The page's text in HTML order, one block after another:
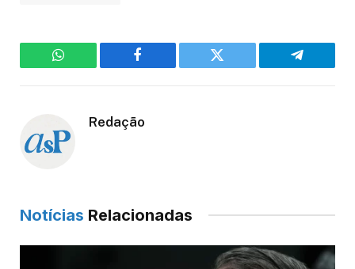
WhatsApp Facebook Twitter Telegram
Redação
Notícias Relacionadas